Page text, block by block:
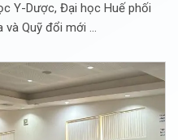
Y-Dược, Đại học Huế phối
và Quỹ đổi mới